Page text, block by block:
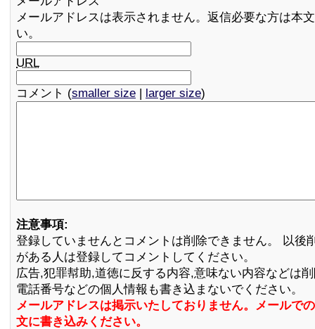
メールアドレスは表示されません。返信必要な方は本
い。
URL
コメント (smaller size | larger size)
注意事項:
登録していませんとコメントは削除できません。 以後
がある人は登録してコメントしてください。
広告,犯罪幇助,道徳に反する内容,意味ない内容などは
電話番号などの個人情報も書き込まないでください。
メールアドレスは掲示いたしておりません。メールで
文に書き込みください。